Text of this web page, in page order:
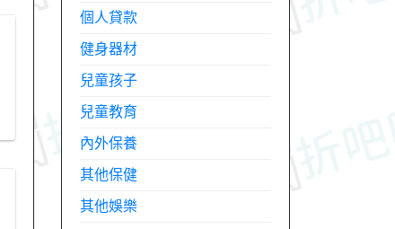
個人貸款
健身器材
兒童孩子
兒童教育
內外保養
其他保健
其他娛樂